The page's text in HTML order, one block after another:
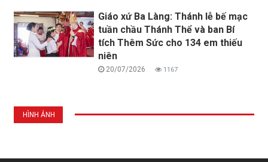
Giáo xứ Ba Làng: Thánh lễ bế mạc
tuần chầu Thánh Thể và ban Bí
tích Thêm Sức cho 134 em thiếu
niên
20/07/2026 1167
HÌNH ẢNH